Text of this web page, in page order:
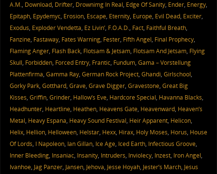
A.M., Download, Drifter, Drownimg In Real, Edge Of Sanity, Ender, Energy,
Epitaph, Epydemyc, Erosion, Escape, Eternity, Europe, Evil Dead, Exciter,
Exodus, Exploder Vendetta, Ez Livin’, F.O.A.D., Fact, Faithful Breath,
Fanzine, Fastaway, Fates Warning, Fester, Fifth Angel, Final Prophecy,
Flaming Anger, Flash Back, Flotsam & Jetsam, Flotsam And Jetsam, Flying
Skull, Forbidden, Forced Entry, Frantic, Fundum, Gama – Vorstellung
Plattenfirma, Gamma Ray, German Rock Project, Ghandi, Girlschool,
Gorky Park, Gotthard, Grave, Grave Digger, Gravestone, Great Big
Kisses, Griffin, Grinder, Hallow’s Eve, Hardcore Special, Havanna Blacks,
Headhunter, Heartline, Heathen, Heavens Gate, Heavenward, Heaven’s
Metal, Heavy Espana, Heavy Sound Festival, Heir Apparent, Helicon,
Helix, Hellion, Helloween, Helstar, Hexx, Hirax, Holy Moses, Horus, House
Of Lords, I Napoleon, Ian Gillan, Ice Age, Iced Earth, Infectious Groove,
Inner Bleeding, Insaniac, Insanity, Intruders, Inviolecy, Inzest, Iron Angel,
Ivanhoe, Jag Panzer, Jansen, Jehova, Jesse Hoyah, Jester’s March, Jesus